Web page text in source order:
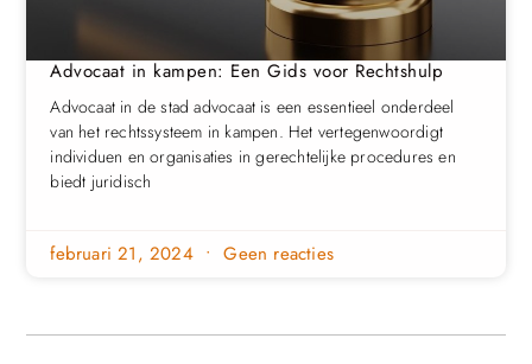
Advocaat in kampen: Een Gids voor Rechtshulp
Advocaat in de stad advocaat is een essentieel onderdeel
van het rechtssysteem in kampen. Het vertegenwoordigt
individuen en organisaties in gerechtelijke procedures en
biedt juridisch
februari 21, 2024 Geen reacties